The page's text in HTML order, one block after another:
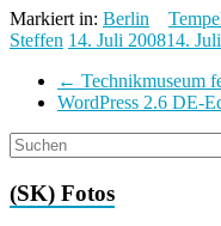
Markiert in: Berlin
Steffen 14. Juli 200814.
← Technikmuseum
WordPress 2.6 DE-
(SK) Fotos